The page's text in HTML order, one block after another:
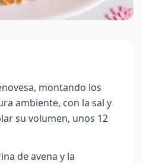
montando los
ambiente, con la sal y
su volumen, unos 12
de avena y la